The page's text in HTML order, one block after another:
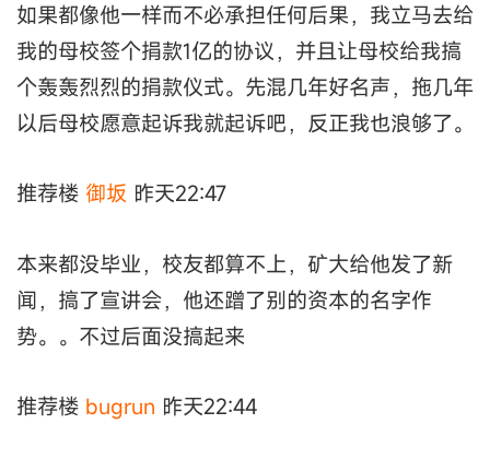
如果都像他一样而不必承担任何后果，我立马去给
我的母校签个捐款1亿的协议，并且让母校给我搞
个轰轰烈烈的捐款仪式。先混几年好名声，拖几年
以后母校愿意起诉我就起诉吧，反正我也浪够了。
推荐楼 御坂 昨天22:47
本来都没毕业，校友都算不上，矿大给他发了新
闻，搞了宣讲会，他还蹭了别的资本的名字作
势。。不过后面没搞起来
推荐楼 bugrun 昨天22:44